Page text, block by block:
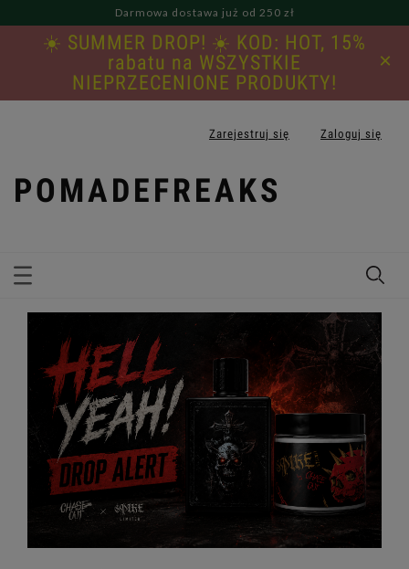
Darmowa dostawa już od 250 zł
☀️ SUMMER DROP! ☀️ KOD: HOT, 15%
rabatu na WSZYSTKIE
NIEPRZECENIONE PRODUKTY!
×
Zarejestruj się Zaloguj się
POMADEFREAKS